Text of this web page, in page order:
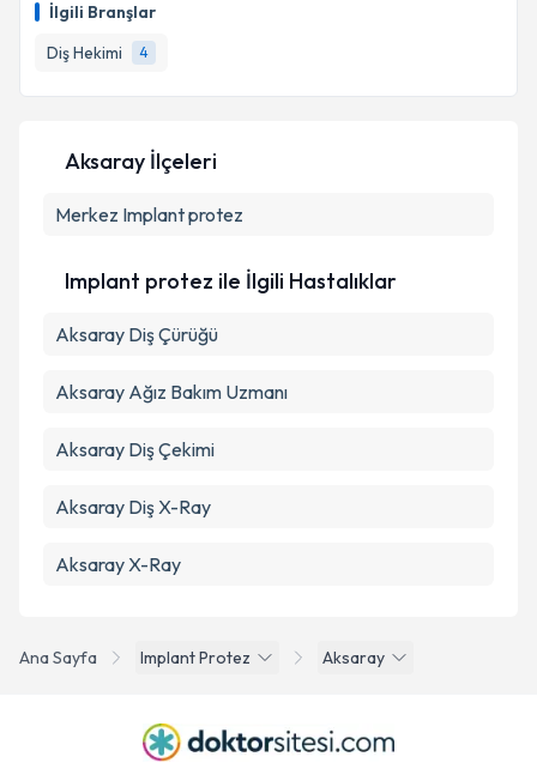
İlgili Branşlar
Diş Hekimi
4
takvim hazırlandığında e-posta ile bilgilendireceğiz.
E-posta Adresiniz
Metni'ni okudum ve kişisel verilerimin belirtilen
Ana Sayfa Implant Protez Aksaray
Aksaray İlçeleri
Merkez Implant protez
Implant protez ile İlgili Hastalıklar
Aksaray Diş Çürüğü
Aksaray Ağız Bakım Uzmanı
Aksaray Diş Çekimi
Aksaray Diş X-Ray
Aksaray X-Ray